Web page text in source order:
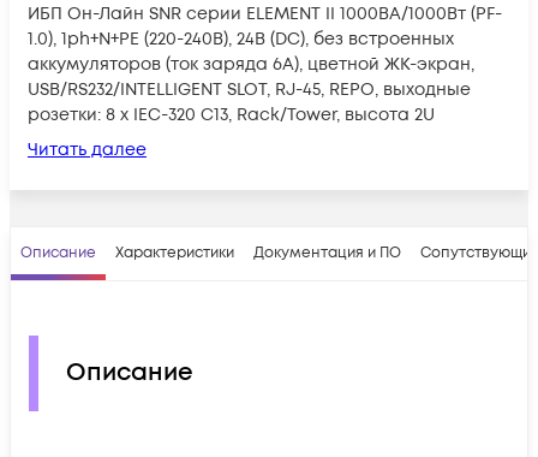
ИБП Он-Лайн SNR серии ELEMENT II 1000ВА/1000Вт (PF-
1.0), 1ph+N+PE (220-240В), 24В (DC), без встроенных
аккумуляторов (ток заряда 6А), цветной ЖК-экран,
USB/RS232/INTELLIGENT SLOT, RJ-45, REPO, выходные
розетки: 8 x IEC-320 C13, Rack/Tower, высота 2U
Читать далее
Описание Характеристики Документация и ПО
Описание